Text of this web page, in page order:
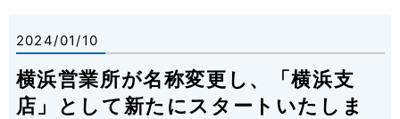
2024/01/10
横浜営業所が名称変更し、「横浜支
店」として新たにスタートいたしま